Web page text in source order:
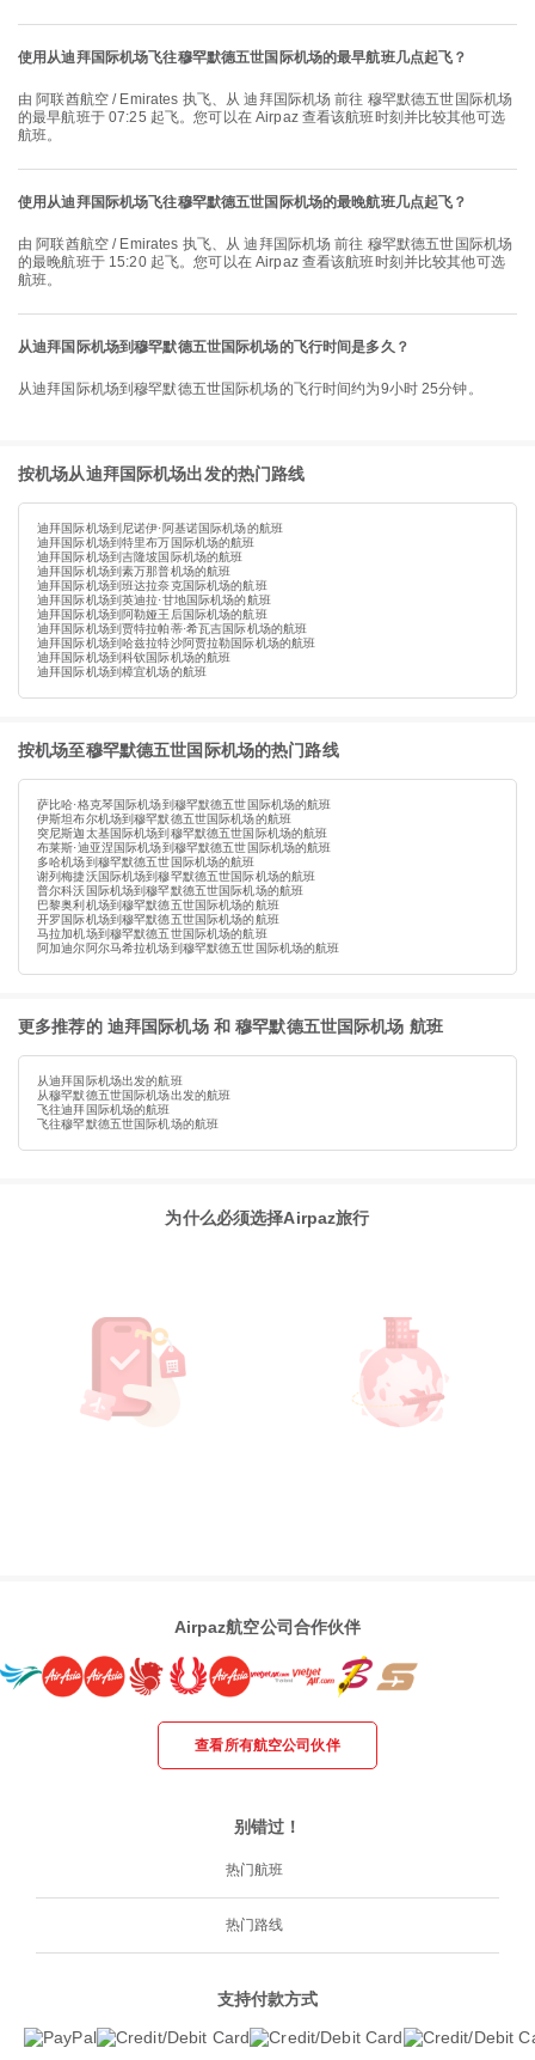
使用从迪拜国际机场飞往穆罕默德五世国际机场的最早航班几点起飞？
由 阿联酋航空 / Emirates 执飞、从 迪拜国际机场 前往 穆罕默德五世国际机场
的最早航班于 07:25 起飞。您可以在 Airpaz 查看该航班时刻并比较其他可选
航班。
使用从迪拜国际机场飞往穆罕默德五世国际机场的最晚航班几点起飞？
由 阿联酋航空 / Emirates 执飞、从 迪拜国际机场 前往 穆罕默德五世国际机场
的最晚航班于 15:20 起飞。您可以在 Airpaz 查看该航班时刻并比较其他可选
航班。
从迪拜国际机场到穆罕默德五世国际机场的飞行时间是多久？
从迪拜国际机场到穆罕默德五世国际机场的飞行时间约为9小时 25分钟。
按机场从迪拜国际机场出发的热门路线
迪拜国际机场到尼诺伊·阿基诺国际机场的航班
迪拜国际机场到特里布万国际机场的航班
迪拜国际机场到吉隆坡国际机场的航班
迪拜国际机场到素万那普机场的航班
迪拜国际机场到班达拉奈克国际机场的航班
迪拜国际机场到英迪拉·甘地国际机场的航班
迪拜国际机场到阿勒娅王后国际机场的航班
迪拜国际机场到贾特拉帕蒂·希瓦吉国际机场的航班
迪拜国际机场到哈兹拉特沙阿贾拉勒国际机场的航班
迪拜国际机场到科钦国际机场的航班
迪拜国际机场到樟宜机场的航班
按机场至穆罕默德五世国际机场的热门路线
萨比哈·格克琴国际机场到穆罕默德五世国际机场的航班
伊斯坦布尔机场到穆罕默德五世国际机场的航班
突尼斯迦太基国际机场到穆罕默德五世国际机场的航班
布莱斯·迪亚涅国际机场到穆罕默德五世国际机场的航班
多哈机场到穆罕默德五世国际机场的航班
谢列梅捷沃国际机场到穆罕默德五世国际机场的航班
普尔科沃国际机场到穆罕默德五世国际机场的航班
巴黎奥利机场到穆罕默德五世国际机场的航班
开罗国际机场到穆罕默德五世国际机场的航班
马拉加机场到穆罕默德五世国际机场的航班
阿加迪尔阿尔马希拉机场到穆罕默德五世国际机场的航班
更多推荐的 迪拜国际机场 和 穆罕默德五世国际机场 航班
从迪拜国际机场出发的航班
从穆罕默德五世国际机场出发的航班
飞往迪拜国际机场的航班
飞往穆罕默德五世国际机场的航班
为什么必须选择Airpaz旅行
Airpaz航空公司合作伙伴
查看所有航空公司伙伴
别错过！
热门航班
热门路线
支持付款方式